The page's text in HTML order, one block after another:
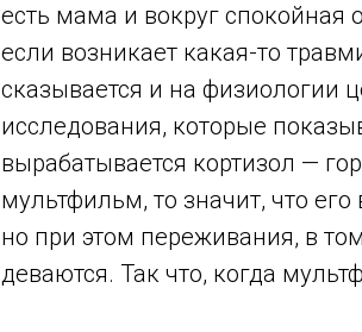
есть мама и вокруг спокойная
если возникает какая-то
сказывается и на физиологии
исследования, которые
вырабатывается кортизол —
мультфильм, то значит, что
но при этом переживания, в
деваются. Так что, когда